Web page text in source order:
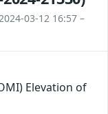
03-12 16:57 –
Elevation of